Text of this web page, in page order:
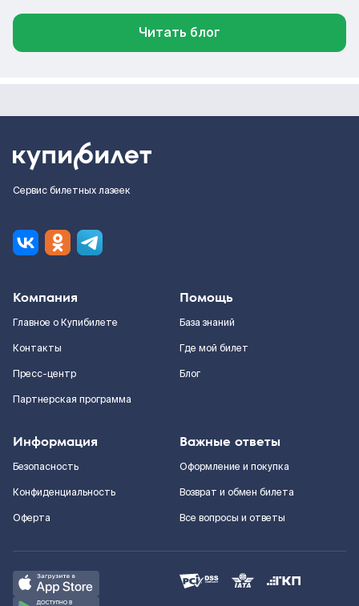
Читать блог
Сервис билетных лазеек
Компания
Главное о Купибилете
Контакты
Пресс-центр
Партнерская программа
Помощь
База знаний
Где мой билет
Блог
Информация
Безопасность
Конфиденциальность
Оферта
Важные ответы
Оформление и покупка
Возврат и обмен билета
Все вопросы и ответы